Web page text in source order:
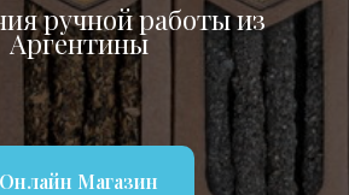
ручной работы из
Аргентины
Онлайн Магазин